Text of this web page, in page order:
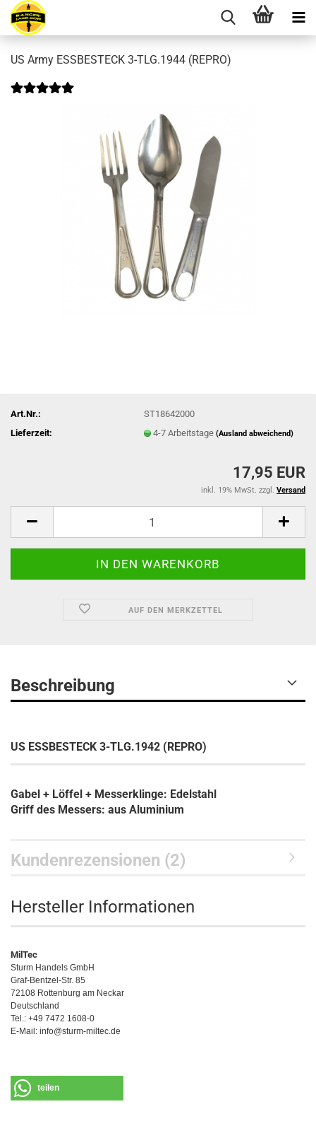
US Army ESSBESTECK 3-TLG.1944 (REPRO)
Art.Nr.:
ST18642000
Lieferzeit:
4-7 Arbeitstage(Ausland abweichend)
17,95 EUR
inkl. 19% MwSt. zzgl. Versand
AUF DEN MERKZETTEL
Beschreibung
US ESSBESTECK 3-TLG.1942 (REPRO)
Gabel + Löffel + Messerklinge: Edelstahl
Griff des Messers: aus Aluminium
Kundenrezensionen (2)
Hersteller Informationen
MilTec
Sturm Handels GmbH
Graf-Bentzel-Str. 85
72108 Rottenburg am Neckar
Deutschland
Tel.: +49 7472 1608-0
E-Mail: info@sturm-miltec.de
teilen